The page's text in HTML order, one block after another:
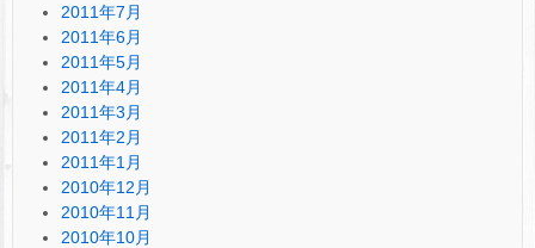
2011年7月
2011年6月
2011年5月
2011年4月
2011年3月
2011年2月
2011年1月
2010年12月
2010年11月
2010年10月